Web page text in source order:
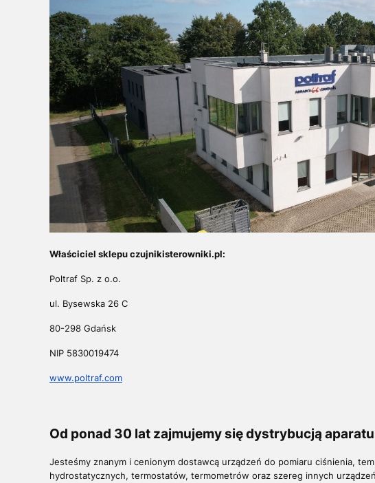
Właściciel sklepu czujnikisterowniki.pl:
Poltraf Sp. z o.o.
ul. Bysewska 26 C
80-298 Gdańsk
NIP 5830019474
www.poltraf.com
Od ponad 30 lat zajmujemy się dystrybucją
Jesteśmy znanym i cenionym dostawcą urządzeń do pomiaru ciśnienia,
hydrostatycznych, termostatów, termometrów oraz szereg innych